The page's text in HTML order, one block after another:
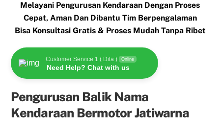
Melayani Pengurusan Kendaraan Dengan Proses
Cepat, Aman Dan Dibantu Tim Berpengalaman
Bisa Konsultasi Gratis & Proses Mudah Tanpa Ribet
Customer Service 1 ( Dila ) Online
Need Help? Chat with us
Pengurusan Balik Nama
Kendaraan Bermotor Jatiwarna